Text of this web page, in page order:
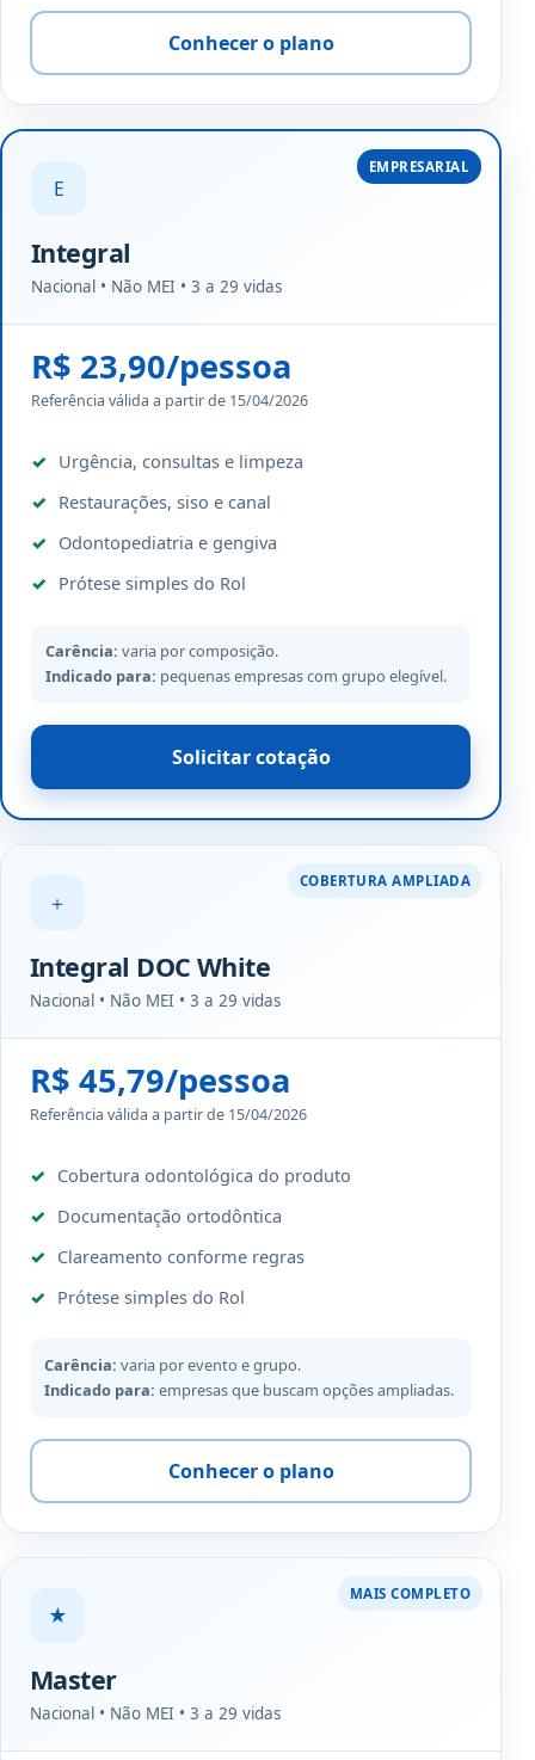
Conhecer o plano
EMPRESARIAL
E
Integral
Nacional • Não MEI • 3 a 29 vidas
R$ 23,90/pessoa
Referência válida a partir de 15/04/2026
Urgência, consultas e limpeza
Restaurações, siso e canal
Odontopediatria e gengiva
Prótese simples do Rol
Carência: varia por composição.
Indicado para: pequenas empresas com grupo elegível.
Solicitar cotação
COBERTURA AMPLIADA
＋
Integral DOC White
Nacional • Não MEI • 3 a 29 vidas
R$ 45,79/pessoa
Referência válida a partir de 15/04/2026
Cobertura odontológica do produto
Documentação ortodôntica
Clareamento conforme regras
Prótese simples do Rol
Carência: varia por evento e grupo.
Indicado para: empresas que buscam opções ampliadas.
Conhecer o plano
MAIS COMPLETO
★
Master
Nacional • Não MEI • 3 a 29 vidas